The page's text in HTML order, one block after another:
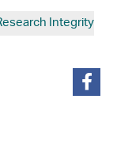
Integrity